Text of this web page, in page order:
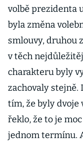
volbě prezidenta
byla změna
smlouvy, druhou
v těch
charakteru byly
zachovaly stejně.
tím, že byly dvoje
řeklo, že to je
jednom termínu.